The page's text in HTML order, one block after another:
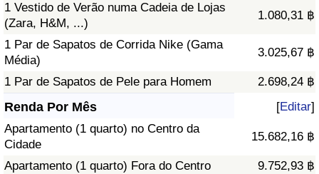
1 Vestido de Verão numa Cadeia de Lojas
(Zara, H&M, ...)
1.080,31 ฿
1 Par de Sapatos de Corrida Nike (Gama
Média)
3.025,67 ฿
1 Par de Sapatos de Pele para Homem 2.698,24 ฿
Renda Por Mês [Editar]
Apartamento (1 quarto) no Centro da
Cidade
15.682,16 ฿
Apartamento (1 quarto) Fora do Centro
9.752,93 ฿